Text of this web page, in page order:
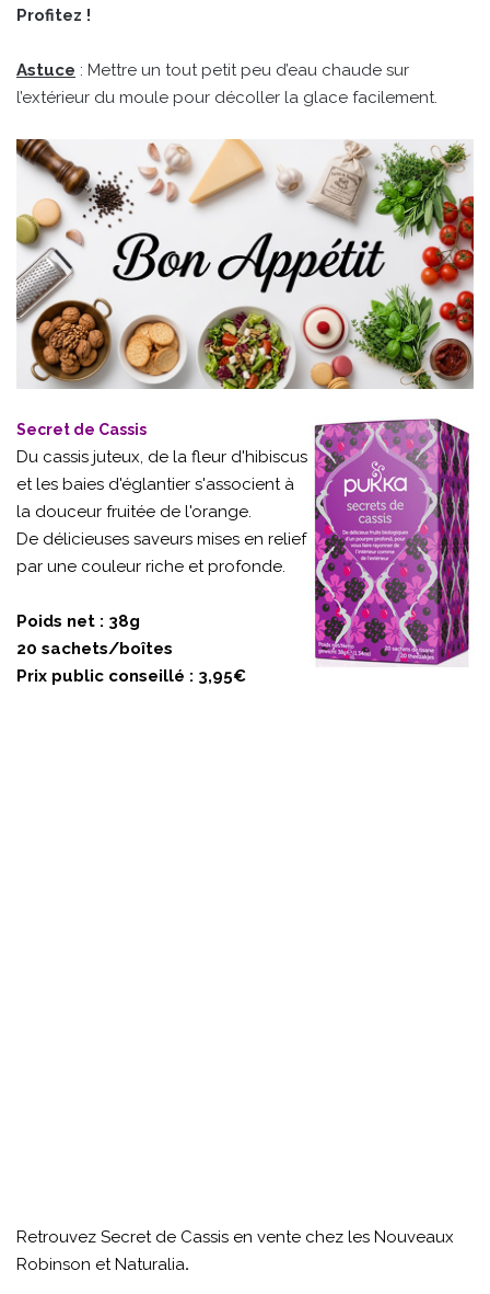
Profitez !
Astuce : Mettre un tout petit peu d’eau chaude sur
l’extérieur du moule pour décoller la glace facilement.
Secret de Cassis
Du cassis juteux, de la fleur d'hibiscus
et les baies d'églantier s'associent à
la douceur fruitée de l'orange.
De délicieuses saveurs mises en relief
par une couleur riche et profonde.
Poids net : 38g
20 sachets/boîtes
Prix public conseillé : 3,95€
Retrouvez Secret de Cassis en vente chez les Nouveaux
Robinson et Naturalia.